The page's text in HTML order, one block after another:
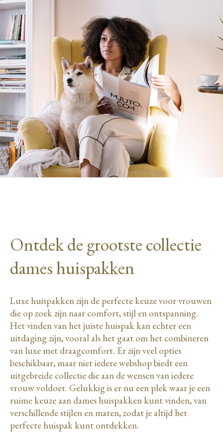
Ontdek de grootste collectie
dames huispakken
Luxe huispakken zijn de perfecte keuze voor vrouwen
die op zoek zijn naar comfort, stijl en ontspanning.
Het vinden van het juiste huispak kan echter een
uitdaging zijn, vooral als het gaat om het combineren
van luxe met draagcomfort. Er zijn veel opties
beschikbaar, maar niet iedere webshop biedt een
uitgebreide collectie die aan de wensen van iedere
vrouw voldoet. Gelukkig is er nu een plek waar je een
ruime keuze aan dames huispakken kunt vinden, van
verschillende stijlen en maten, zodat je altijd het
perfecte huispak kunt ontdekken.